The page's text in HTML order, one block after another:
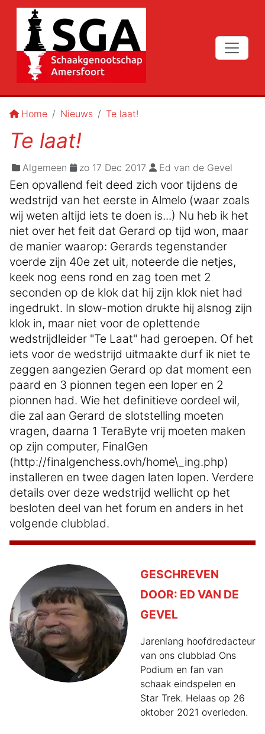
Home Nieuws Te laat!
Te laat!
Algemeen zo 17 Dec 2017 Ed van de Gevel
Een opvallend feit deed zich voor tijdens de
wedstrijd van het eerste in Almelo (waar zoals
wij weten altijd iets te doen is...) Nu heb ik het
niet over het feit dat Gerard op tijd won, maar
de manier waarop: Gerards tegenstander
voerde zijn 40e zet uit, noteerde die netjes,
keek nog eens rond en zag toen met 2
seconden op de klok dat hij zijn klok niet had
ingedrukt. In slow-motion drukte hij alsnog zijn
klok in, maar niet voor de oplettende
wedstrijdleider "Te Laat" had geroepen. Of het
iets voor de wedstrijd uitmaakte durf ik niet te
zeggen aangezien Gerard op dat moment een
paard en 3 pionnen tegen een loper en 2
pionnen had. Wie het definitieve oordeel wil,
die zal aan Gerard de slotstelling moeten
vragen, daarna 1 TeraByte vrij moeten maken
op zijn computer, FinalGen
(http://finalgenchess.ovh/home\_ing.php)
installeren en twee dagen laten lopen. Verdere
details over deze wedstrijd wellicht op het
besloten deel van het forum en anders in het
volgende clubblad.
GESCHREVEN
DOOR: ED VAN DE
GEVEL
Jarenlang hoofdredacteur
van ons clubblad Ons
Podium en fan van
schaak eindspelen en
Star Trek. Helaas op 26
oktober 2021 overleden.